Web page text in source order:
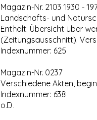
Magazin-Nr. 2103 1930 -
Landschafts- und
Enthält: Übersicht über
(Zeitungsausschnitt).
Indexnummer: 625
Magazin-Nr. 0237
Verschiedene Akten,
Indexnummer: 638
o.D.